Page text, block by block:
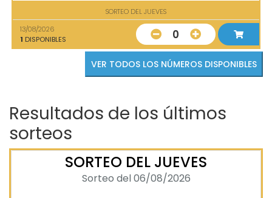
SORTEO DEL JUEVES
13/08/2026
1 DISPONIBLES 0
VER TODOS LOS NÚMEROS DISPONIBLES
Resultados de los últimos
sorteos
SORTEO DEL JUEVES
Sorteo del 06/08/2026